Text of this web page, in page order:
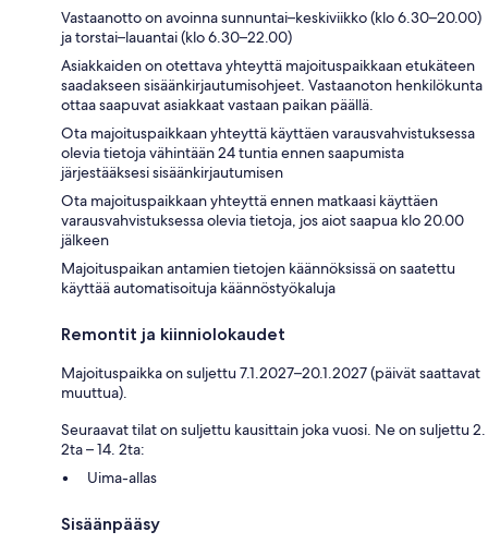
Vastaanotto on avoinna sunnuntai–keskiviikko (klo 6.30–20.00)
ja torstai–lauantai (klo 6.30–22.00)
Asiakkaiden on otettava yhteyttä majoituspaikkaan etukäteen
saadakseen sisäänkirjautumisohjeet. Vastaanoton henkilökunta
ottaa saapuvat asiakkaat vastaan paikan päällä.
Ota majoituspaikkaan yhteyttä käyttäen varausvahvistuksessa
olevia tietoja vähintään 24 tuntia ennen saapumista
järjestääksesi sisäänkirjautumisen
Ota majoituspaikkaan yhteyttä ennen matkaasi käyttäen
varausvahvistuksessa olevia tietoja, jos aiot saapua klo 20.00
jälkeen
Majoituspaikan antamien tietojen käännöksissä on saatettu
käyttää automatisoituja käännöstyökaluja
Remontit ja kiinniolokaudet
Majoituspaikka on suljettu 7.1.2027–20.1.2027 (päivät saattavat
muuttua).
Seuraavat tilat on suljettu kausittain joka vuosi. Ne on suljettu 2.
2ta – 14. 2ta:
Uima-allas
Sisäänpääsy